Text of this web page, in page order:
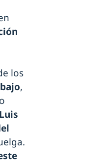
los
,